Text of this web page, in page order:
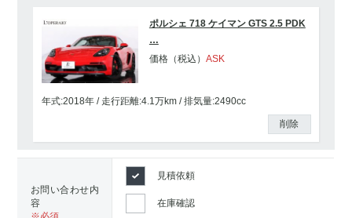
ポルシェ 718 ケイマン GTS 2.5 PDK
…
価格（税込） ASK
年式:2018年 走行距離:4.1万km 排気量:2490cc
削除
お問い合わせ内
容
見積依頼
在庫確認